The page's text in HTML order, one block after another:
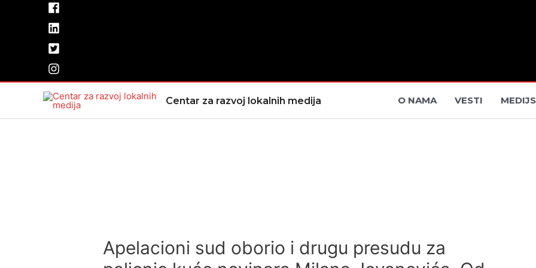
Centar za razvoj lokalnih medija O NAMA VESTI
Apelacioni sud oborio i drugu presudu za